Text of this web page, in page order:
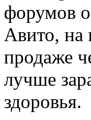
форумов
Авито, на
продаже
лучше
здоровья.